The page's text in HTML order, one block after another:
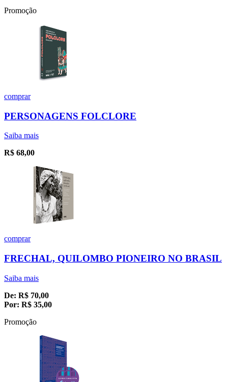
Promoção
comprar
PERSONAGENS FOLCLORE
Saiba mais
R$ 68,00
comprar
FRECHAL, QUILOMBO PIONEIRO NO BRASIL
Saiba mais
De: R$ 70,00
Por: R$ 35,00
Promoção